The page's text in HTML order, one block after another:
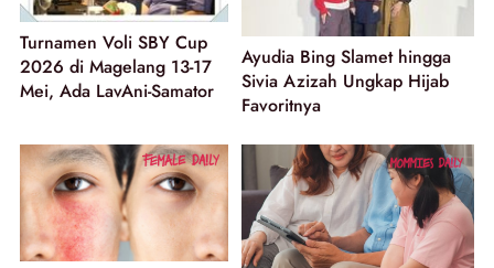
Turnamen Voli SBY Cup
2026 di Magelang 13-17
Mei, Ada LavAni-Samator
Ayudia Bing Slamet hingga
Sivia Azizah Ungkap Hijab
Favoritnya